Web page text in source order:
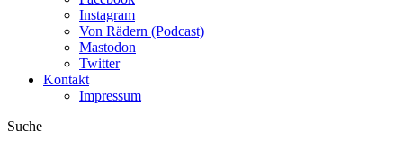
Instagram
Von Rädern (Podcast)
Mastodon
Twitter
Kontakt
Impressum
Suche